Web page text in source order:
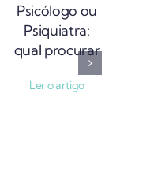
Psicólogo ou
Psiquiatra:
qual procurar
Ler o artigo